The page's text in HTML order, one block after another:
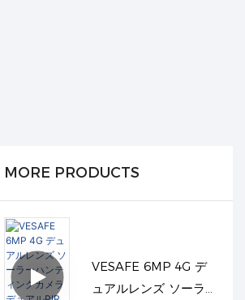
MORE PRODUCTS
VESAFE 6MP 4G デ
ュアルレンズ ソーラ